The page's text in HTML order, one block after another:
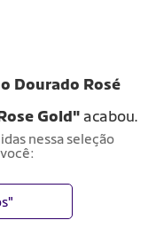
Dourado Rosé
Gold"acabou.
nessa seleção